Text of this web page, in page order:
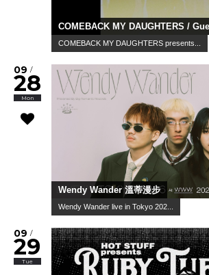
COMEBACK MY DAUGHTERS /
COMEBACK MY DAUGHTERS presents...
09 /
28
Mon
Wendy Wander 溫蒂漫步
Wendy Wander live in Tokyo 202...
09 /
29
Tue